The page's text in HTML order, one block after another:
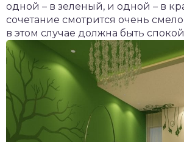
одной – в зеленый, и одной – в
сочетание смотрится очень
в этом случае должна быть